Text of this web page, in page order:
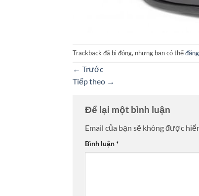
Trackback đã bị đóng, nhưng bạn có thể
← Trước
Tiếp theo →
Để lại một bình luận
Email của bạn sẽ không được
Bình luận*